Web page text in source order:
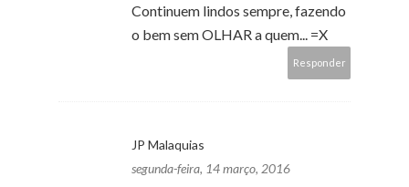
Continuem lindos sempre, fazendo
o bem sem OLHAR a quem... =X
Responder
JP Malaquias
segunda-feira, 14 março, 2016